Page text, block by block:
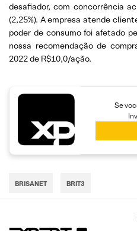
desafiador, com concorrência
(2,25%). A empresa atende
poder de consumo foi afetado
nossa recomendação de
2022 de R$10,0/ação.
Se
BRISANET BRIT3